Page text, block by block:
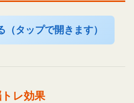
（タップで開きます）
レ効果